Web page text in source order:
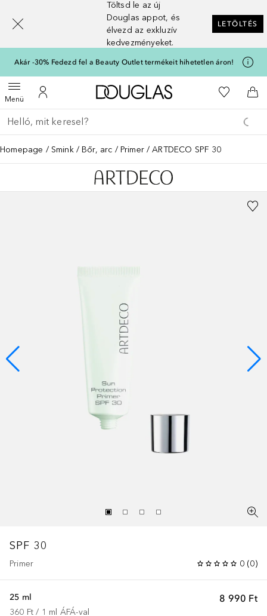
Töltsd le az új
Douglas appot, és
élvezd az exkluzív
kedvezményeket.
LETÖLTÉS
Akár -30% Fedezd fel a Beauty Outlet termékeit hihetetlen áron!
MenüMenü megnyitása
A fiókomhoz
A Douglas Főoldalra
A
Menj vissza
Keresés végrehajtása
Homepage Smink Bőr, arc Primer ARTDECO SPF 30
SPF 30
Primer 0 (0)
8 990 Ft
25 ml
360 Ft / 1 ml ÁFÁ-val
[navigation.slideout.screenreader]